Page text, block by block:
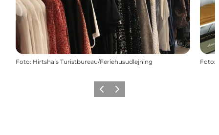
Foto: Hirtshals Turistbureau/Feriehusudlejning Foto:
ForrigeNæste